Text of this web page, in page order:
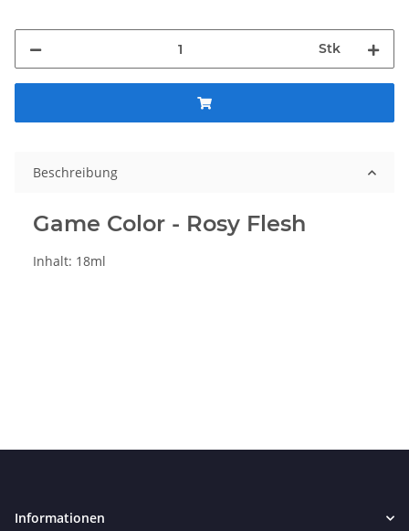
Stk
Beschreibung
Game Color - Rosy Flesh
Inhalt: 18ml
Informationen